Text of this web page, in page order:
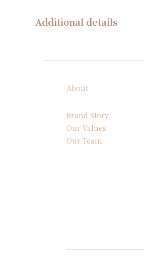
Additional details
About
Brand Story
Our Values
Our Team